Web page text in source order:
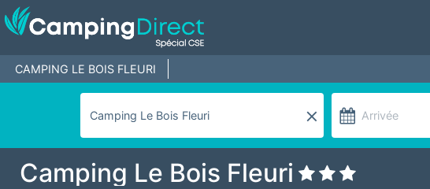
CAMPING LE BOIS FLEURI
Camping Le Bois Fleuri